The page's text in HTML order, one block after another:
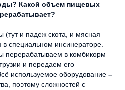
Какой объем пищевых
(тут и падеж скота, и мясная
специальном инсинераторе.
перерабатываем в комбикорм
и передаем его
используемое оборудование –
поэтому сложностей с